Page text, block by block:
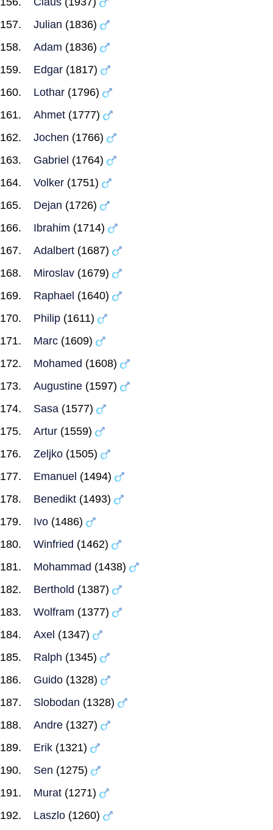
Julian (1836)
Adam (1836)
Edgar (1817)
Lothar (1796)
Ahmet (1777)
Jochen (1766)
Gabriel (1764)
Volker (1751)
Dejan (1726)
Ibrahim (1714)
Adalbert (1687)
Miroslav (1679)
Raphael (1640)
Philip (1611)
Marc (1609)
Mohamed (1608)
Augustine (1597)
Sasa (1577)
Artur (1559)
Zeljko (1505)
Emanuel (1494)
Benedikt (1493)
Ivo (1486)
Winfried (1462)
Mohammad (1438)
Berthold (1387)
Wolfram (1377)
Axel (1347)
Ralph (1345)
Guido (1328)
Slobodan (1328)
Andre (1327)
Erik (1321)
Sen (1275)
Murat (1271)
Laszlo (1260)